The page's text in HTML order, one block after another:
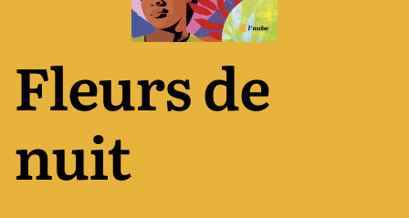
Bibliothèque des territoires
Équipe
Fleurs de
nuit